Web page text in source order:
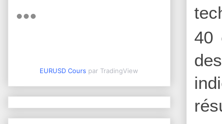
40
EURUSD Cours par TradingView